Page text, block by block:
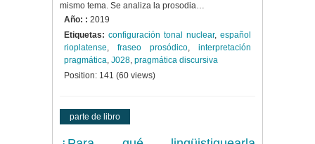
mismo tema. Se analiza la prosodia…
Año: : 2019
Etiquetas: configuración tonal nuclear, español
rioplatense, fraseo prosódico, interpretación
pragmática, J028, pragmática discursiva
Position: 141 (60 views)
parte de libro